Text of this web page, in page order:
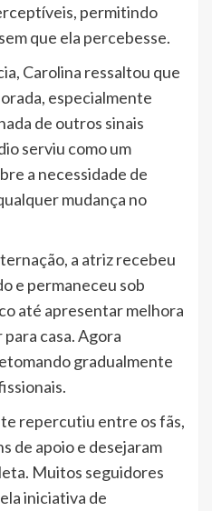
permitindo
que ela percebesse.
Carolina ressaltou que
especialmente
de outros sinais
serviu como um
a necessidade de
mudança no
a atriz recebeu
e permaneceu sob
até apresentar melhora
casa. Agora
gradualmente
repercutiu entre os fãs,
de apoio e desejaram
Muitos seguidores
iniciativa de